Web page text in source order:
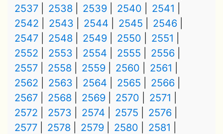
2537
2538 2539 2540
2541
2542
2543 2544 2545
2546
2547
2548 2549 2550
2551
2552
2553 2554 2555
2556
2557
2558 2559 2560
2561
2562
2563 2564 2565
2566
2567
2568 2569 2570
2571
2572
2573 2574 2575
2576
2577
2578 2579 2580
2581